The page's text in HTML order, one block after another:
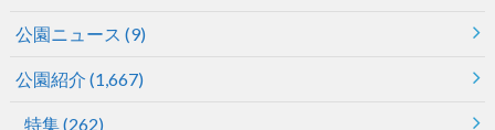
公園ニュース (9)
公園紹介 (1,667)
特集(262)